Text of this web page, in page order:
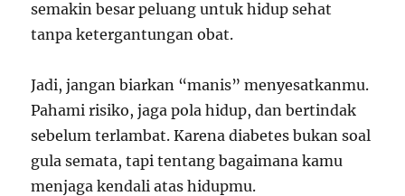
semakin besar peluang untuk hidup sehat
tanpa ketergantungan obat.
Jadi, jangan biarkan “manis” menyesatkanmu.
Pahami risiko, jaga pola hidup, dan bertindak
sebelum terlambat. Karena diabetes bukan soal
gula semata, tapi tentang bagaimana kamu
menjaga kendali atas hidupmu.